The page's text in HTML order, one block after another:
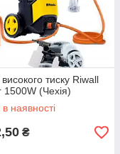
тиску Riwall
1500W (Чехія)
наявності
₴